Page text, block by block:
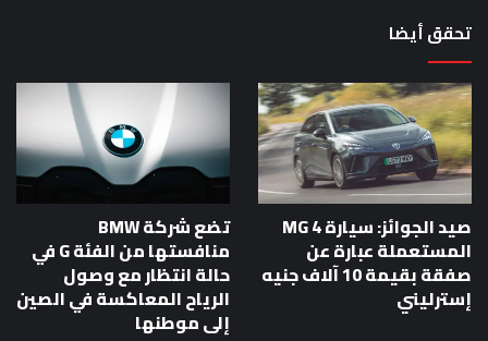
تحقق أيضا
صيد الجوائز: سيارة MG 4
المستعملة عبارة عن
صفقة بقيمة 10 آلاف جنيه
إسترليني
تضع شركة BMW
منافستها من الفئة G في
حالة انتظار مع وصول
الرياح المعاكسة في الصين
إلى موطنها